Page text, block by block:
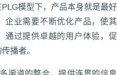
模型下，产品本身就是最好
企业需要不断优化产品，使其
通过提供卓越的用户体验，促
播者。